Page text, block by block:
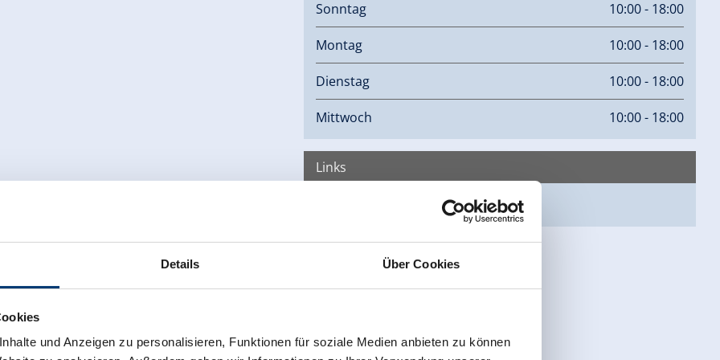
Details Über Cookies
und Anzeigen zu personalisieren, Funktionen für soziale Medien anbieten zu können
Sonntag 10:00 - 18:00
Montag 10:00 - 18:00
Dienstag 10:00 - 18:00
Mittwoch 10:00 - 18:00
Links